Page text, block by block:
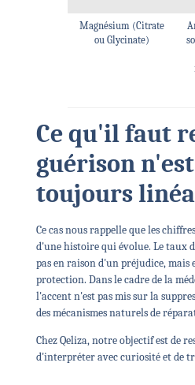
Magnésium (Citrate
ou Glycinate)
Ce qu'il faut
guérison
toujours
Ce cas nous rappelle que les
d'une histoire qui évolue. Le taux
pas en raison d'un préjudice, mais
protection. Dans le cadre de la
l'accent n'est pas mis sur la
des mécanismes naturels de
Chez Qeliza, notre objectif est de
d'interpréter avec curiosité et de